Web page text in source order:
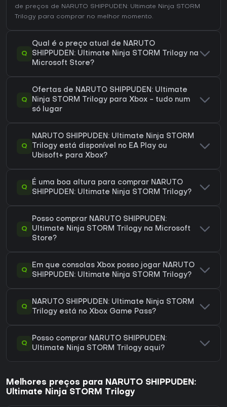
de preços de NARUTO SHIPPUDEN: Ultimate Ninja STORM
Trilogy para comprar no melhor momento.
Q
Qual é o preço atual de NARUTO
SHIPPUDEN: Ultimate Ninja STORM Trilogy na
Microsoft Store?
Q
Ofertas de NARUTO SHIPPUDEN: Ultimate
Ninja STORM Trilogy para Xbox - tudo num
só lugar
Q
NARUTO SHIPPUDEN: Ultimate Ninja STORM
Trilogy está disponível no EA Play ou
Ubisoft+ para Xbox?
Q
É uma boa altura para comprar NARUTO
SHIPPUDEN: Ultimate Ninja STORM Trilogy?
Q
Posso comprar NARUTO SHIPPUDEN:
Ultimate Ninja STORM Trilogy na Microsoft
Store?
Q
Em que consolas Xbox posso jogar NARUTO
SHIPPUDEN: Ultimate Ninja STORM Trilogy?
Q
NARUTO SHIPPUDEN: Ultimate Ninja STORM
Trilogy está no Xbox Game Pass?
Q
Posso comprar NARUTO SHIPPUDEN:
Ultimate Ninja STORM Trilogy aqui?
Melhores preços para NARUTO SHIPPUDEN:
Ultimate Ninja STORM Trilogy